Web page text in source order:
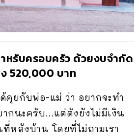
หรับครอบครัว ด้วยงบจำกัด
520,000 บาท
คุยกับพ่อ-แม่ ว่า อยากจะทำ
กนะครับ…แต่ตังยังไม่มีเงิน
หลังบ้าน โดยที่ไม่ถามเรา